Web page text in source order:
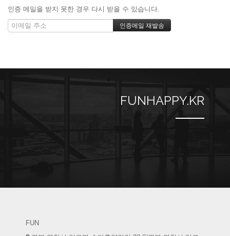
인증 메일을 받지 못한 경우 다시 받을 수 있습니다.
FUNHAPPY.KR
FUN